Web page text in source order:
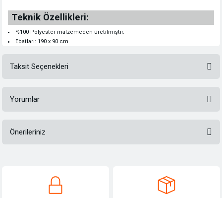
Teknik Özellikleri:
%100 Polyester malzemeden üretilmiştir.
Ebatları: 190 x 90 cm
Taksit Seçenekleri
Yorumlar
Önerileriniz
Görüş ve önerileriniz için teşekkür ederiz.